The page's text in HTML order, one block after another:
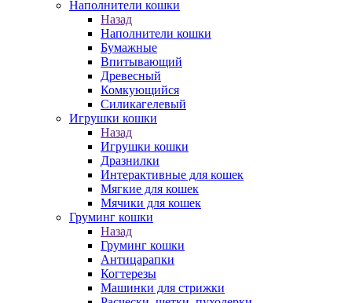
Наполнители кошки
Назад
Наполнители кошки
Бумажные
Впитывающий
Древесный
Комкующийся
Силикагелевый
Игрушки кошки
Назад
Игрушки кошки
Дразнилки
Интерактивные для кошек
Мягкие для кошек
Мячики для кошек
Груминг кошки
Назад
Груминг кошки
Антицарапки
Когтерезы
Машинки для стрижки